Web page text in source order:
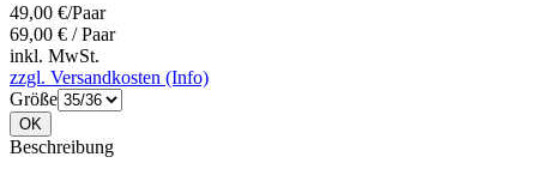
49,00 €/Paar
69,00 € / Paar
inkl. MwSt.
zzgl. Versandkosten (Info)
Größe
OK
Beschreibung